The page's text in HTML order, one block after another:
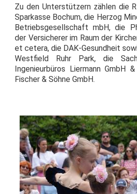
Zu den Unterstützern zählen die
Sparkasse Bochum, die Herzog
Betriebsgesellschaft mbH, die
der Versicherer im Raum der
et cetera, die DAK-Gesundheit
Westfield Ruhr Park, die
Ingenieurbüros Liermann GmbH
Fischer & Söhne GmbH.